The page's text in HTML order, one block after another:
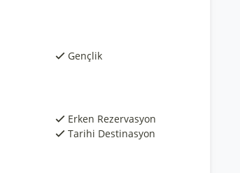
Gençlik
Erken Rezervasyon
Tarihi Destinasyon